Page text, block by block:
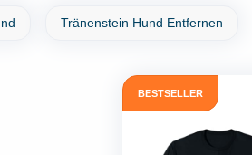
Tränenstein Hund Entfernen
BESTSELLER